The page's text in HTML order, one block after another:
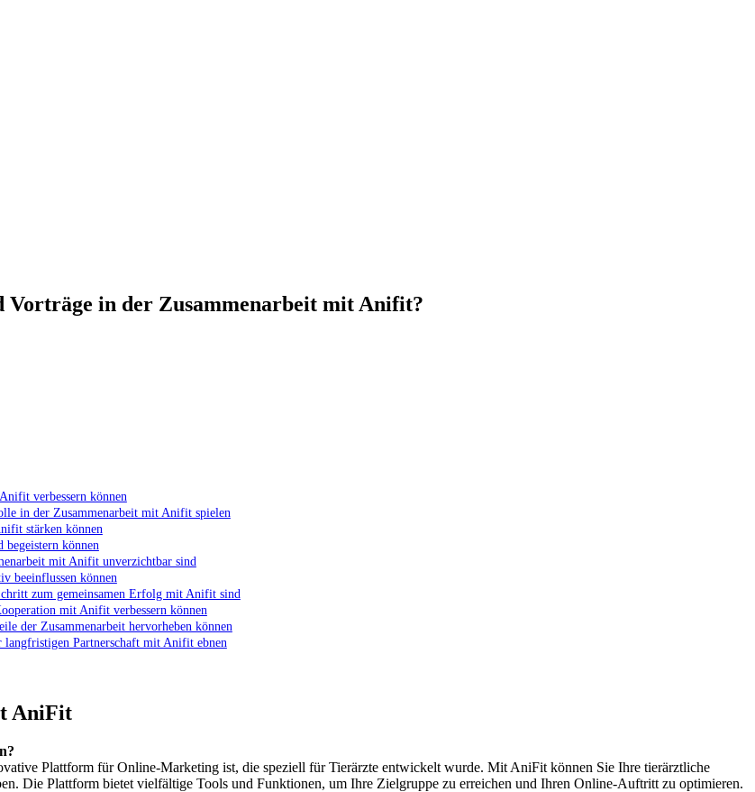
Vorträge in der Zusammenarbeit mit Anifit?
verbessern können
in der Zusammenarbeit mit Anifit spielen
stärken können
können
mit Anifit unverzichtbar sind
beeinflussen können
zum gemeinsamen Erfolg mit Anifit sind
mit Anifit verbessern können
der Zusammenarbeit hervorheben können
langfristigen Partnerschaft mit Anifit ebnen
AniFit
Plattform für Online-Marketing ist, die speziell für Tierärzte entwickelt wurde. Mit AniFit können Sie Ihre tierärztliche
Die Plattform bietet vielfältige Tools und Funktionen, um Ihre Zielgruppe zu erreichen und Ihren Online-Auftritt zu optimieren.